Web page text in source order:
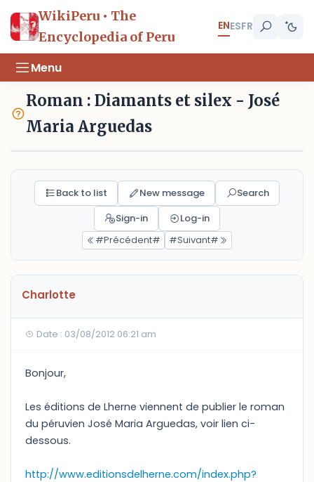
WikiPeru • The
Encyclopedia of Peru
ENESFR
Menu
Roman : Diamants et silex - José
Maria Arguedas
Back to list New message
Search
Sign-in
Log-in
#Précédent#
#Suivant#
Charlotte
Date : 03/08/2012 06:21 am
Bonjour,
Les éditions de Lherne viennent de publier le roman
du péruvien José Maria Arguedas, voir lien ci-
dessous.
http://www.editionsdelherne.com/index.php?